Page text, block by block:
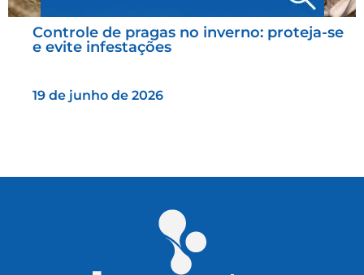
Controle de pragas no inverno: proteja-se
e evite infestações
19 de junho de 2026